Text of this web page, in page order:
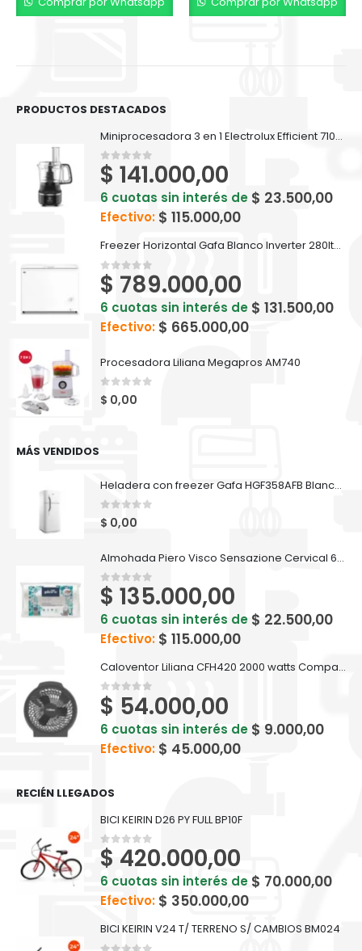
PRODUCTOS DESTACADOS
Miniprocesadora 3 en 1 Electrolux Efficient 710ml EFP500
0out of 5
$ 141.000,00
6 cuotas sin interés de $ 23.500,00
Efectivo: $ 115.000,00
Freezer Horizontal Gafa Blanco Inverter 280lts FGHI300B-L
0out of 5
$ 789.000,00
6 cuotas sin interés de $ 131.500,00
Efectivo: $ 665.000,00
Procesadora Liliana Megapros AM740
0 out of 5
$ 0,00
MÁS VENDIDOS
Heladera con freezer Gafa HGF358AFB Blanca 282lts
0 out of 5
$ 0,00
Almohada Piero Visco Sensazione Cervical 60 X 35
0out of 5
$ 135.000,00
6 cuotas sin interés de $ 22.500,00
Efectivo: $ 115.000,00
Caloventor Liliana CFH420 2000 watts Compactsun
0out of 5
$ 54.000,00
6 cuotas sin interés de $ 9.000,00
Efectivo: $ 45.000,00
RECIÉN LLEGADOS
BICI KEIRIN D26 PY FULL BP10F
0out of 5
$ 420.000,00
6 cuotas sin interés de $ 70.000,00
Efectivo: $ 350.000,00
BICI KEIRIN V24 T/ TERRENO S/ CAMBIOS BM024